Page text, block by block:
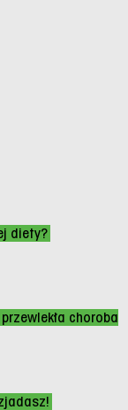
diety?
choroba